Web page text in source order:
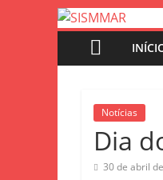
Notícias
Dia
30 de abril